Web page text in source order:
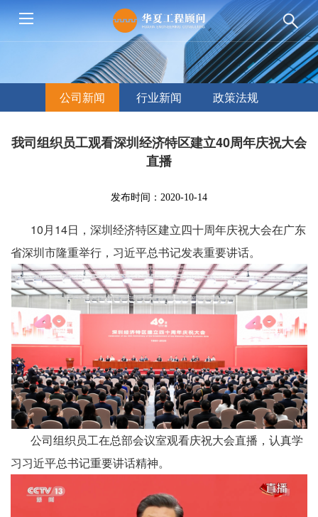
公司新闻 行业新闻 政策法规
我司组织员工观看深圳经济特区建立40周年庆祝大会
直播
发布时间：2020-10-14
10月14日， 深圳经济特区建立四十周年庆祝大会在广东
省深圳市隆重举行， 习近平总书记发表重要讲话。
公司组织员工在总部会议室观看庆祝大会直播，认真学
习习近平总书记重要讲话精神。